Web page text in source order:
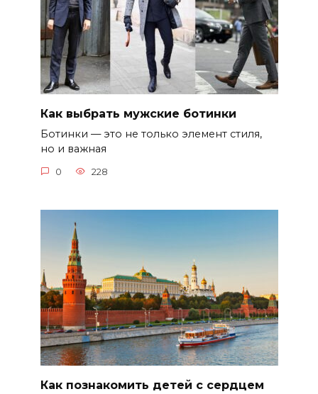
Как выбрать мужские ботинки
Ботинки — это не только элемент стиля,
но и важная
0 228
Как познакомить детей с сердцем